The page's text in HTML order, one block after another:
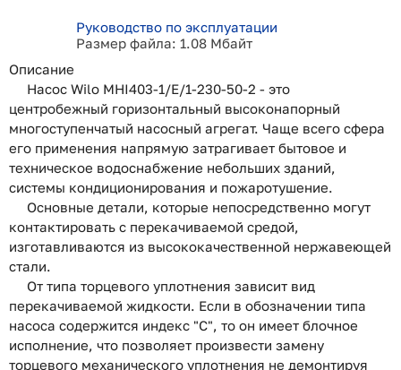
Руководство по эксплуатации
Размер файла: 1.08 Мбайт
Описание
Насос Wilo MHI403-1/E/1-230-50-2 - это
центробежный горизонтальный высоконапорный
многоступенчатый насосный агрегат. Чаще всего сфера
его применения напрямую затрагивает бытовое и
техническое водоснабжение небольших зданий,
системы кондиционирования и пожаротушение.
Основные детали, которые непосредственно могут
контактировать с перекачиваемой средой,
изготавливаются из высококачественной нержавеющей
стали.
От типа торцевого уплотнения зависит вид
перекачиваемой жидкости. Если в обозначении типа
насоса содержится индекс "C", то он имеет блочное
исполнение, что позволяет произвести замену
торцевого механического уплотнения не демонтируя